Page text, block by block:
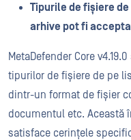
Tipurile de fișiere
arhive pot fi
MetaDefender Core
tipurilor de fișiere de pe
dintr-un format de fișier
documentul etc. Această
satisface cerințele